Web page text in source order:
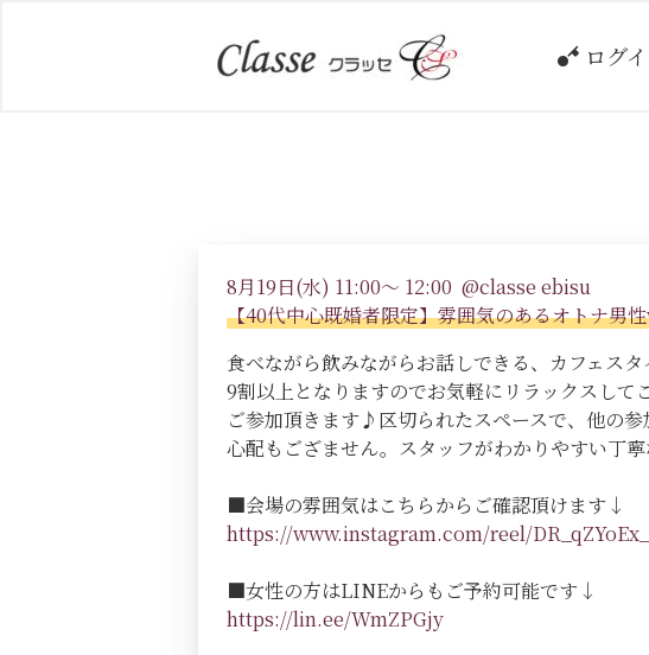
ログ
8月19日(水) 11:00～ 12:00 @classe ebisu
【40代中心既婚者限定】雰囲気のあるオトナ男
食べながら飲みながらお話しできる、カフェス
9割以上となりますのでお気軽にリラックスし
ご参加頂きます♪区切られたスペースで、他の
心配もござません。スタッフがわかりやすい丁
■会場の雰囲気はこちらからご確認頂けます↓
https://www.instagram.com/reel/
■女性の方はLINEからもご予約可能です↓
https://lin.ee/WmZPGjy